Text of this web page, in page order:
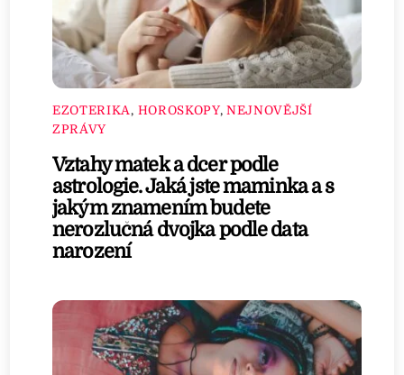
EZOTERIKA, HOROSKOPY, NEJNOVĚJŠÍ
ZPRÁVY
Vztahy matek a dcer podle
astrologie. Jaká jste maminka a s
jakým znamením budete
nerozlučná dvojka podle data
narození